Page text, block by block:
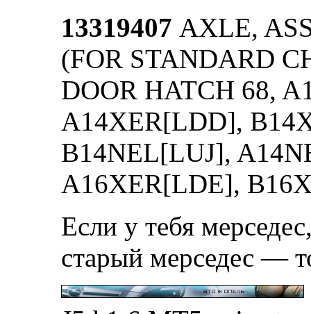
13319407 AXLE,
(FOR STANDARD
DOOR HATCH 68,
A14XER[LDD],
B14NEL[LUJ],
A16XER[LDE],
Если у тебя
старый мерседес —